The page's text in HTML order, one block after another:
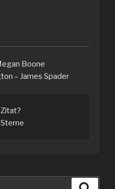
Boone
– James Spader
Sterne